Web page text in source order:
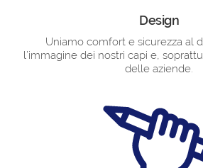
Design
Uniamo comfort e sicurezza al
l’immagine dei nostri capi e,
delle aziende.